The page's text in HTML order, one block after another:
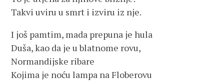
Takvi uviru u smrt i izviru iz nje.
I još pamtim, mada prepuna je hula
Duša, kao da je u blatnome rovu,
Normandijske ribare
Kojima je noću lampa na Floberovu